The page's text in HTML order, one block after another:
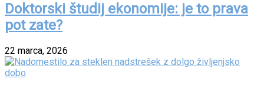
Doktorski študij ekonomije: je to prava
pot zate?
22 marca, 2026